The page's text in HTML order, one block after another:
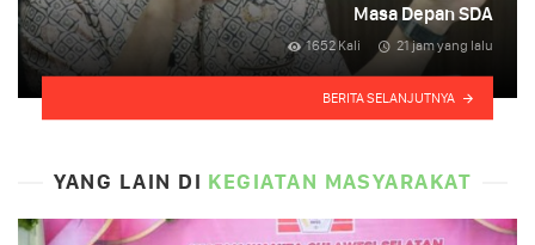
Masa Depan SDA
1652 Kali 21 jam yang lalu
BERITA SELANJUTNYA
YANG LAIN DI KEGIATAN MASYARAKAT